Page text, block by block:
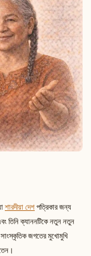
শারদীয়া দেশপত্রিকার জন্য
তিনি ক্যাননটিকে নতুন নতুন
সাংস্কৃতিক জগতের মুখোমুখি